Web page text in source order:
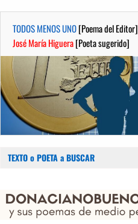
TODOS MENOS UNO[Poema del Editor]
José María Higuera[Poeta sugerido]
contenido